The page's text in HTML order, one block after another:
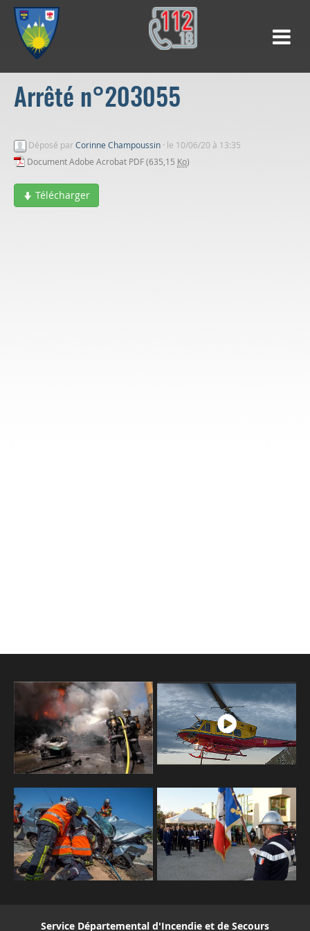
Arrêté n°203055
Déposé parCorinne Champoussin · le 10/06/20 à 13:35
Document Adobe Acrobat PDF (635,15 Ko)
Télécharger
Service Départemental d'Incendie et de Secours